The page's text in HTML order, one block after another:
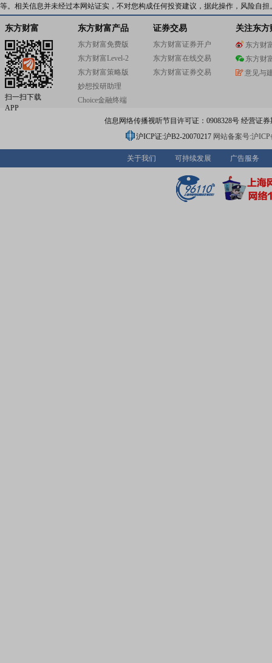
等。相关信息并未经过本网站证实，不对您构成任何投资建议，据此操作，风险自担